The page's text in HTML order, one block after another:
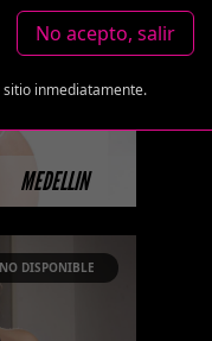
No acepto, salir
inmediatamente.
MEDELLIN
de
NO DISPONIBLE